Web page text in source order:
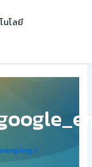
นโลยี
/